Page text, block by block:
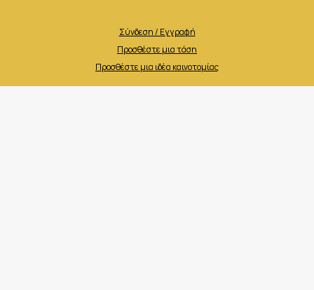
Σύνδεση / Εγγραφή
Προσθέστε μια τάση
Προσθέστε μια ιδέα καινοτομίας